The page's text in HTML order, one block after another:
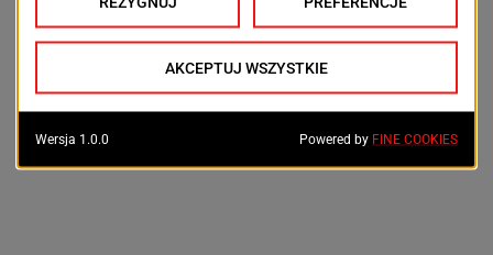
utrzymania kadr.